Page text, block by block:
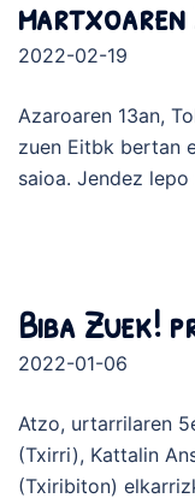
martxoaren
2022-02-19
Azaroaren 13an,
zuen Eitbk bertan
saioa. Jendez
Biba Zuek!
2022-01-06
Atzo, urtarrilaren
(Txirri), Kattalin
(Txiribiton)